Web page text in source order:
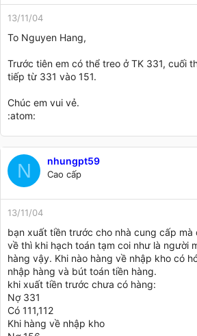
13/11/04
To Nguyen Hang,
Trước tiên em có thể treo ở TK 331, cuối
tiếp từ 331 vào 151.
Chúc em vui vẻ.
:atom:
N nhungpt59
Cao cấp
13/11/04
bạn xuất tiền trước cho nhà cung cấp mà
về thì khi hạch toán tạm coi như là người
hàng vậy. Khi nào hàng về nhập kho có
nhập hàng và bút toán tiền hàng.
khi xuất tiền trước chưa có hàng:
Nợ 331
Có 111,112
Khi hàng về nhập kho